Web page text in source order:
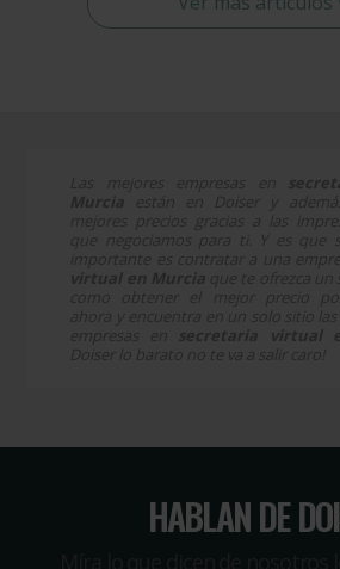
HABLAN DE